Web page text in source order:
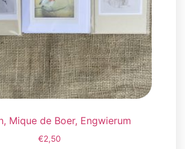
Mique de Boer, Engwierum
€2,50